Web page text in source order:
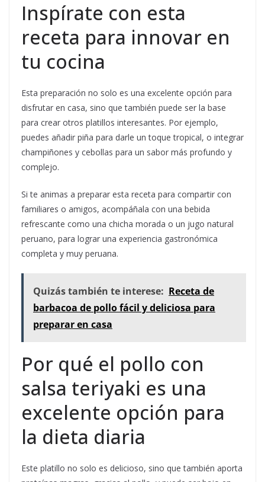
Inspírate con esta
receta para innovar en
tu cocina
Esta preparación no solo es una excelente opción para
disfrutar en casa, sino que también puede ser la base
para crear otros platillos interesantes. Por ejemplo,
puedes añadir piña para darle un toque tropical, o integrar
champiñones y cebollas para un sabor más profundo y
complejo.
Si te animas a preparar esta receta para compartir con
familiares o amigos, acompáñala con una bebida
refrescante como una chicha morada o un jugo natural
peruano, para lograr una experiencia gastronómica
completa y muy peruana.
Quizás también te interese: Receta de
barbacoa de pollo fácil y deliciosa para
preparar en casa
Por qué el pollo con
salsa teriyaki es una
excelente opción para
la dieta diaria
Este platillo no solo es delicioso, sino que también aporta